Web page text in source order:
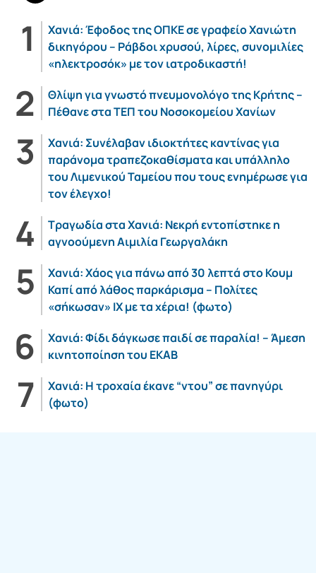
Χανιά: Έφοδος της ΟΠΚΕ σε γραφείο Χανιώτη
δικηγόρου – Ράβδοι χρυσού, λίρες, συνομιλίες
«ηλεκτροσόκ» με τον ιατροδικαστή!
Θλίψη για γνωστό πνευμονολόγο της Κρήτης –
Πέθανε στα ΤΕΠ του Νοσοκομείου Χανίων
Χανιά: Συνέλαβαν ιδιοκτήτες καντίνας για
παράνομα τραπεζοκαθίσματα και υπάλληλο
του Λιμενικού Ταμείου που τους ενημέρωσε για
τον έλεγχο!
Τραγωδία στα Χανιά: Νεκρή εντοπίστηκε η
αγνοούμενη Αιμιλία Γεωργαλάκη
Χανιά: Χάος για πάνω από 30 λεπτά στο Κουμ
Καπί από λάθος παρκάρισμα – Πολίτες
«σήκωσαν» ΙΧ με τα χέρια! (φωτο)
Χανιά: Φίδι δάγκωσε παιδί σε παραλία! – Άμεση
κινητοποίηση του ΕΚΑΒ
Χανιά: Η τροχαία έκανε “ντου” σε πανηγύρι
(φωτο)